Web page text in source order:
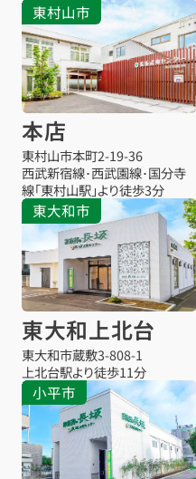
東村山市
本店
東村山市本町2-19-36
西武新宿線･西武園線･国分寺
線「東村山駅」より徒歩3分
東大和市
東大和上北台
東大和市蔵敷3-808-1
上北台駅より徒歩11分
小平市